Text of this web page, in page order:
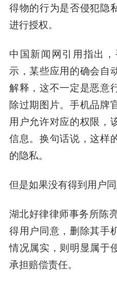
得物的行为是否侵犯隐
进行授权。
中国新闻网引用指出
示，某些应用的确会自
解释，这不一定是恶意
除过期图片。手机品牌
用户允许对应的权限，
信息。换句话说，这样
的隐私。
但是如果没有得到用户
湖北好律律师事务所陈
得用户同意，删除其手
情况属实，则明显属于
承担赔偿责任。